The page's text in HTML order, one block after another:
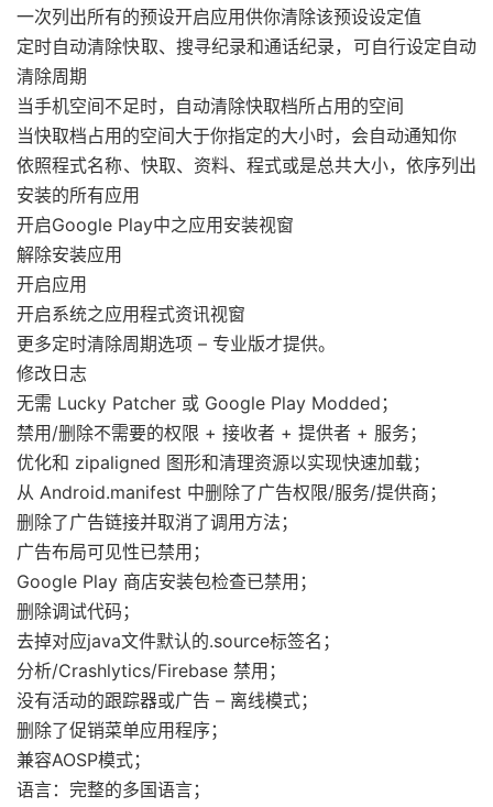
一次列出所有的预设开启应用供你清除该预设设定值
定时自动清除快取、搜寻纪录和通话纪录，可自行设定自动
清除周期
当手机空间不足时，自动清除快取档所占用的空间
当快取档占用的空间大于你指定的大小时，会自动通知你
依照程式​​名称、快取、资料、程式或是总共大小，依序列出
安装的所有应用
开启Google Play中之应用安装视窗
解除安装应用
开启应用
开启系统之应用程式资讯视窗
更多定时清除周期选项 – 专业版才提供。
修改日志
无需 Lucky Patcher 或 Google Play Modded；
禁用/删除不需要的权限 + 接收者 + 提供者 + 服务；
优化和 zipaligned 图形和清理资源以实现快速加载；
从 Android.manifest 中删除了广告权限/服务/提供商；
删除了广告链接并取消了调用方法；
广告布局可见性已禁用；
Google Play 商店安装包检查已禁用；
删除调试代码；
去掉对应java文件默认的.source标签名；
分析/Crashlytics/Firebase 禁用；
没有活动的跟踪器或广告 – 离线模式；
删除了促销菜单应用程序；
兼容AOSP模式；
语言：完整的多国语言；